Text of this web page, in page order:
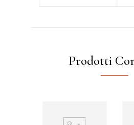
Prodotti